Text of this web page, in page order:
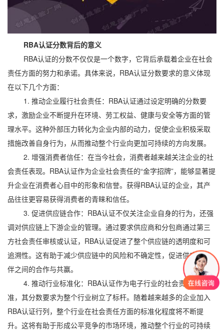
RBA认证分数背后的意义
RBA认证的分数不仅仅是一个数字，它背后承载着企业在社会
责任方面的努力和承诺。具体来说，RBA认证分数要求的意义体现
在以下几个方面：
1. 推动企业履行社会责任：RBA认证通过设定明确的分数要
求，激励企业不断提升在环境、劳工权益、健康与安全等方面的管
理水平。这种外部压力转化为企业内部的动力，促使企业积极采取
措施改善自身行为，从而推动整个行业向更加可持续的方向发展。
2. 增强消费者信任：在当今社会，消费者越来越关注企业的社
会责任表现。RBA认证作为企业社会责任的“金字招牌”，能够显著提
升企业在消费者心目中的形象和信誉。获得RBA认证的企业，其产
品往往更容易获得消费者的青睐和信任。
3. 促进供应链合作：RBA认证不仅关注企业自身的行为，还强
调对供应链上下游企业的管理。通过要求供应商和分包商通过第三
方社会责任审核或认证，RBA认证促进了整个供应链的透明度和可
追溯性。这有助于减少供应链中的风险和不确定性，促进供应链伙
伴之间的合作与共赢。
4. 推动行业标准化：RBA认证作为电子行业的社会责任审核标
准，其分数要求为整个行业树立了标杆。随着越来越多的企业加入
RBA认证行列，整个行业在社会责任方面的标准化程度将不断提
升。这将有助于形成公平竞争的市场环境，推动整个行业的可持续